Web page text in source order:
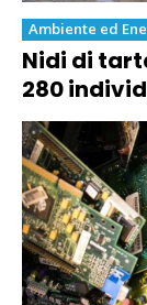
Ambiente ed
Nidi di
280